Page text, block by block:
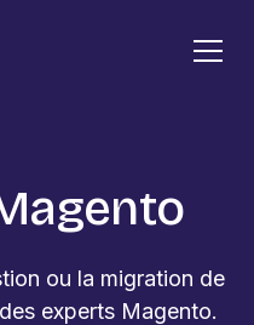
ou la migration de
experts Magento.